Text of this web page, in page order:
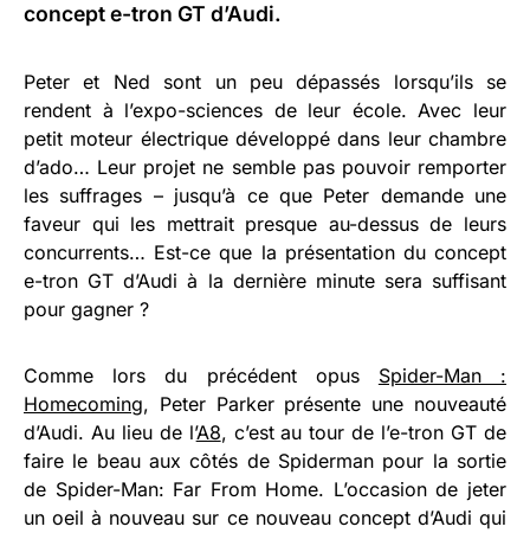
concept e-tron GT d’Audi.
Peter et Ned sont un peu dépassés lorsqu’ils se
rendent à l’expo-sciences de leur école. Avec leur
petit moteur électrique développé dans leur chambre
d’ado… Leur projet ne semble pas pouvoir remporter
les suffrages – jusqu’à ce que Peter demande une
faveur qui les mettrait presque au-dessus de leurs
concurrents… Est-ce que la présentation du concept
e-tron GT d’Audi à la dernière minute sera suffisant
pour gagner ?
Comme lors du précédent opus Spider-Man :
Homecoming, Peter Parker présente une nouveauté
d’Audi. Au lieu de l’A8, c’est au tour de l’e-tron GT de
faire le beau aux côtés de Spiderman pour la sortie
de Spider-Man: Far From Home. L’occasion de jeter
un oeil à nouveau sur ce nouveau concept d’Audi qui